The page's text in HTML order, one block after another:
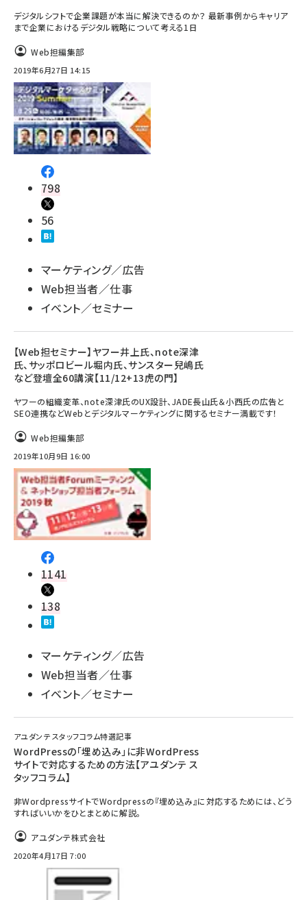
デジタルシフトで企業課題が本当に解決できるのか？ 最新事例からキャリア
まで企業におけるデジタル戦略について考える1日
Web担編集部
2019年6月27日 14:15
798
56
マーケティング／広告
Web担当者／仕事
イベント／セミナー
【Web担セミナー】ヤフー井上氏、note深津
氏、サッポロビール堀内氏、サンスター兒嶋氏
など登壇全60講演【11/12+13虎の門】
ヤフーの組織変革、note深津氏のUX設計、JADE長山氏＆小西氏の広告と
SEO連携などWebとデジタルマーケティングに関するセミナー満載です！
Web担編集部
2019年10月9日 16:00
1141
138
マーケティング／広告
Web担当者／仕事
イベント／セミナー
アユダンテ スタッフコラム特選記事
WordPressの「埋め込み」に非WordPress
サイトで対応するための方法【アユダンテ ス
タッフコラム】
非WordpressサイトでWordpressの『埋め込み』に対応するためには、どう
すればいいかをひとまとめに解説。
アユダンテ株式会社
2020年4月17日 7:00